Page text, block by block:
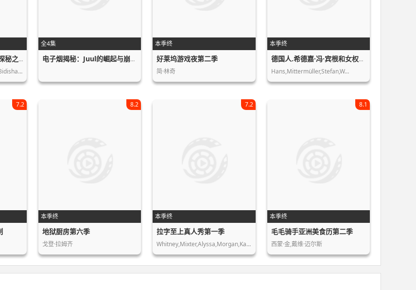
贾尔斯·布伦迪斯的文学探秘之简·奥斯汀的足迹
David,Baddiel,Katy,Brand,Bidisha,Gyl…
全4集
电子烟揭秘：Juul的崛起与崩坏第一季
本季终
好莱坞游戏夜第二季
简·林奇
本季终
德国人.希德嘉·冯·宾根和女权第二季
Hans,Mittermüller,Stefan,W…
7.2
本季终
8.2
地狱厨房第六季
戈登·拉姆齐
本季终
7.2
拉字至上真人秀第一季
Whitney,Mixter,Alyssa,Morgan,Kacy,Bo…
本季终
8.1
毛毛骑手亚洲美食历第二季
西蒙·金,戴维·迈尔斯